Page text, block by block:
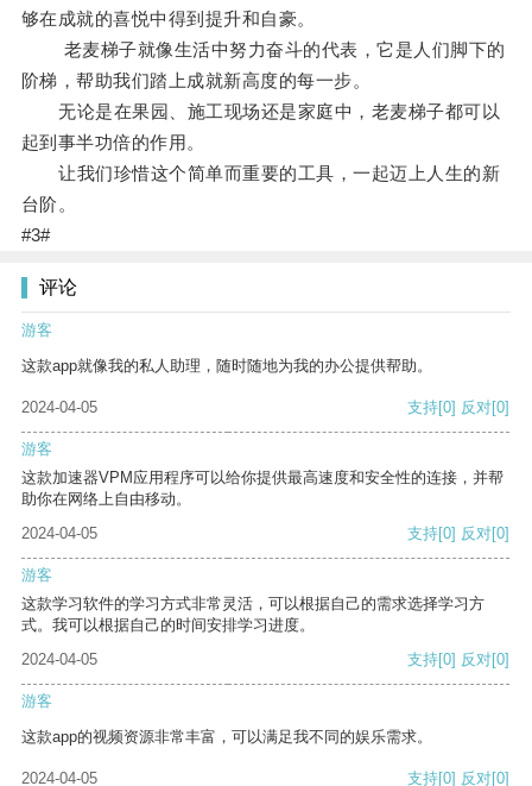
够在成就的喜悦中得到提升和自豪。
老麦梯子就像生活中努力奋斗的代表，它是人们脚下的
阶梯，帮助我们踏上成就新高度的每一步。
无论是在果园、施工现场还是家庭中，老麦梯子都可以
起到事半功倍的作用。
让我们珍惜这个简单而重要的工具，一起迈上人生的新
台阶。
#3#
评论
游客
这款app就像我的私人助理，随时随地为我的办公提供帮助。
2024-04-05 支持[0] 反对[0]
游客
这款加速器VPM应用程序可以给你提供最高速度和安全性的连接，并帮
助你在网络上自由移动。
2024-04-05
支持[0] 反对[0]
游客
这款学习软件的学习方式非常灵活，可以根据自己的需求选择学习方
式。我可以根据自己的时间安排学习进度。
2024-04-05
支持[0] 反对[0]
游客
这款app的视频资源非常丰富，可以满足我不同的娱乐需求。
2024-04-05 支持[0] 反对[0]